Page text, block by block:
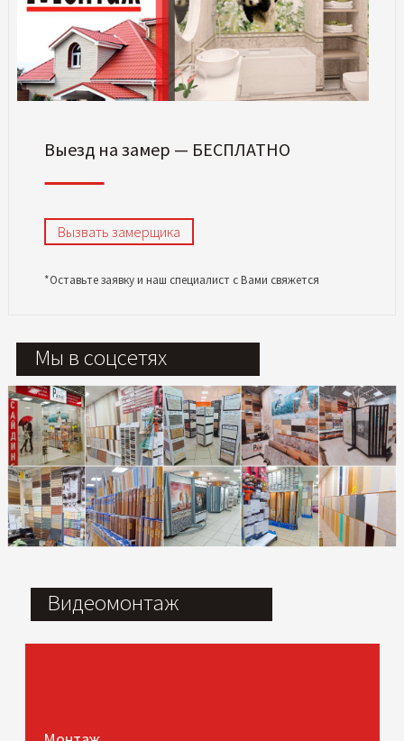
Выезд на замер — БЕСПЛАТНО
Вызвать замерщика
*Оставьте заявку и наш специалист с Вами свяжется
Мы в соцсетях
Видеомонтаж